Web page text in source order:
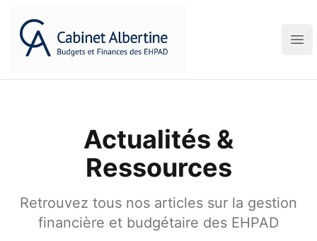
Actualités &
Ressources
Retrouvez tous nos articles sur la gestion
financière et budgétaire des EHPAD